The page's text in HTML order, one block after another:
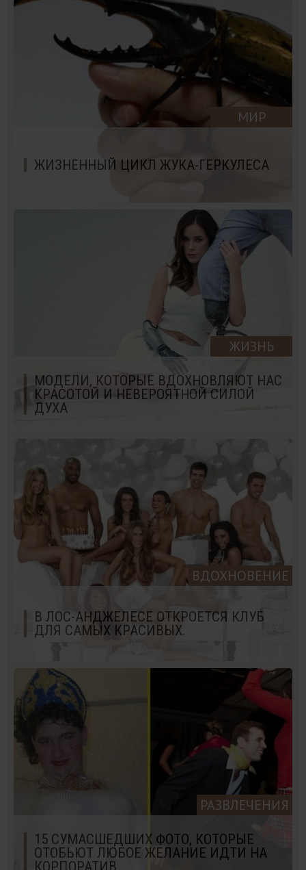
МИР
ЖИЗНЕННЫЙ ЦИКЛ ЖУКА-ГЕРКУЛЕСА
ЖИЗНЬ
МОДЕЛИ, КОТОРЫЕ ВДОХНОВЛЯЮТ НАС
КРАСОТОЙ И НЕВЕРОЯТНОЙ СИЛОЙ
ДУХА
ВДОХНОВЕНИЕ
В ЛОС-АНДЖЕЛЕСЕ ОТКРОЕТСЯ КЛУБ
ДЛЯ САМЫХ КРАСИВЫХ.
РАЗВЛЕЧЕНИЯ
15 СУМАСШЕДШИХ ФОТО, КОТОРЫЕ
ОТОБЬЮТ ЛЮБОЕ ЖЕЛАНИЕ ИДТИ НА